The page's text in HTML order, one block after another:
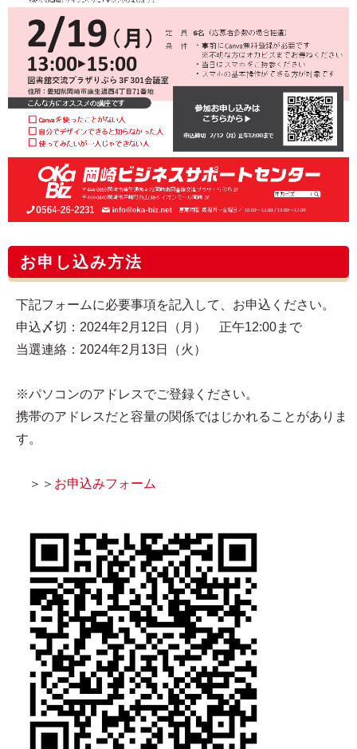
お申し込み方法
下記フォームに必要事項を記入して、お申込ください。
申込〆切：2024年2月12日（月） 正午12:00まで
当選連絡：2024年2月13日（火）
※パソコンのアドレスでご登録ください。
携帯のアドレスだと容量の関係ではじかれることがありま
す。
＞＞ お申込みフォーム